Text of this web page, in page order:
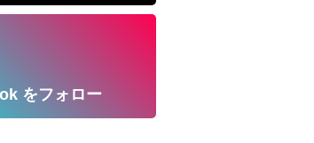
をフォロー